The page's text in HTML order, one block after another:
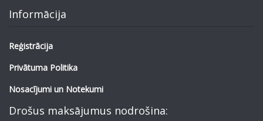
Informācija
Reģistrācija
Privātuma Politika
Nosacījumi un Notekumi
Drošus maksājumus nodrošina: